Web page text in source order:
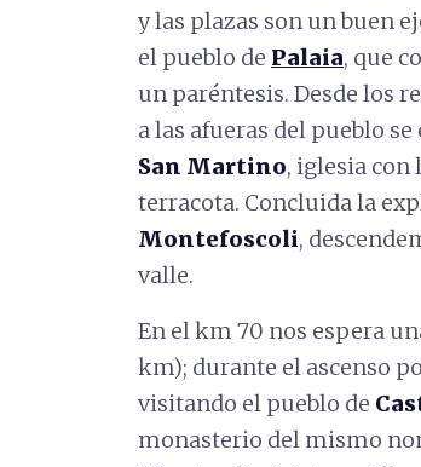
y las plazas son un buen
el pueblo de Palaia, que
un paréntesis. Desde los
a las afueras del pueblo
San Martino, iglesia con
terracota. Concluida la
Montefoscoli,
valle.
En el km 70 nos espera
km); durante el ascenso
visitando el pueblo de
monasterio del mismo